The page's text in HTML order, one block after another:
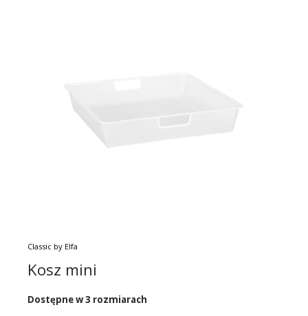
Classic by Elfa
Kosz mini
Dostępne w 3 rozmiarach